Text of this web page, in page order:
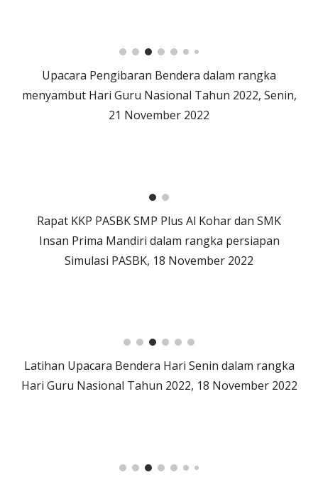
Upacara Pengibaran Bendera dalam rangka
menyambut Hari Guru Nasional Tahun 2022, Senin,
21 November 2022
Rapat KKP PASBK SMP Plus Al Kohar dan SMK
Insan Prima Mandiri dalam rangka persiapan
Simulasi PASBK, 18 November 2022
Latihan Upacara Bendera Hari Senin dalam rangka
Hari Guru Nasional Tahun 2022, 18 November 2022